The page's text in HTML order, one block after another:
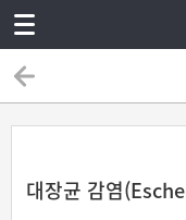
대장균 감염